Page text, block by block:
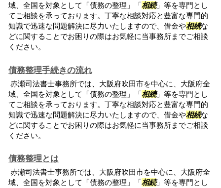
域、全国を対象として「債務の整理」「相続」等を専門とし
てご相談を承っております。丁寧な相談対応と豊富な専門的
知識で迅速な問題解決に尽力いたしますので、借金や相続な
どに関することでお困りの際はお気軽に当事務所までご相談
ください。
債務整理手続きの流れ
赤瀬司法書士事務所では、大阪府吹田市を中心に、大阪府全
域、全国を対象として「債務の整理」「相続」等を専門とし
てご相談を承っております。丁寧な相談対応と豊富な専門的
知識で迅速な問題解決に尽力いたしますので、借金や相続な
どに関することでお困りの際はお気軽に当事務所までご相談
ください。
債務整理とは
赤瀬司法書士事務所では、大阪府吹田市を中心に、大阪府全
域、全国を対象として「債務の整理」「相続」等を専門とし